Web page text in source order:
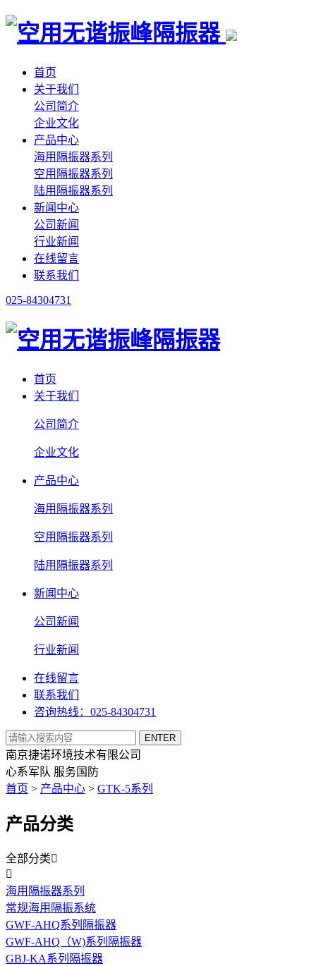
首页
关于我们
公司简介
企业文化
产品中心
海用隔振器系列
空用隔振器系列
陆用隔振器系列
新闻中心
公司新闻
行业新闻
在线留言
联系我们
025-84304731
首页
关于我们
公司简介
企业文化
产品中心
海用隔振器系列
空用隔振器系列
陆用隔振器系列
新闻中心
公司新闻
行业新闻
在线留言
联系我们
咨询热线：025-84304731
南京捷诺环境技术有限公司
心系军队 服务国防
首页 > 产品中心 > GTK-5系列
产品分类
全部分类

海用隔振器系列
常规海用隔振系统
GWF-AHQ系列隔振器
GWF-AHQ（W)系列隔振器
GBJ-KA系列隔振器